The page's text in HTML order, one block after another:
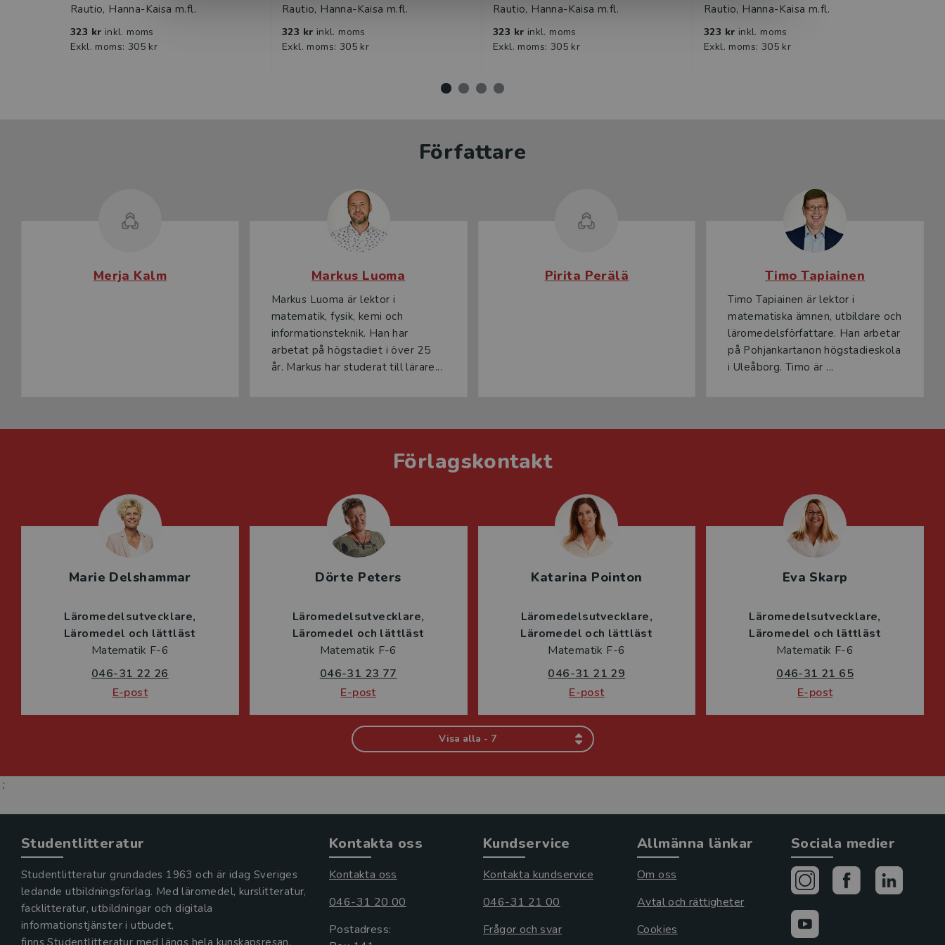
du även facit till ‘Kommer du ihåg?’ samt förklaringar och tips till Snilleblixtarna i slutet av elevboken.
Rautio, Hanna-Kaisa m.fl.
323 kr inkl. moms
Exkl. moms: 305 kr
Rautio, Hanna-Kaisa m.fl.
323 kr inkl. moms
Exkl. moms: 305 kr
Rautio, Hanna-Kaisa m.fl.
323 kr inkl. moms
Exkl. moms: 305 kr
Rautio, Hanna-Kaisa m.fl.
323 kr inkl. moms
Exkl. moms: 305 kr
Författare
Merja Kalm Markus Luoma
Markus Luoma är lektor i
matematik, fysik, kemi och
informationsteknik. Han har
arbetat på högstadiet i över 25
år. Markus har studerat till lärare...
Pirita Perälä Timo Tapiainen
Timo Tapiainen är lektor i
matematiska ämnen, utbildare och
läromedelsförfattare. Han arbetar
på Pohjankartanon högstadieskola
i Uleåborg. Timo är ...
Förlagskontakt
Marie Delshammar
Läromedelsutvecklare
Läromedel och lättläst
Matematik F-6
046-31 22 26
E-post
Dörte Peters
Läromedelsutvecklare
Läromedel och lättläst
Matematik F-6
046-31 23 77
E-post
Katarina Pointon
Läromedelsutvecklare
Läromedel och lättläst
Matematik F-6
046-31 21 29
E-post
Eva Skarp
Läromedelsutvecklare
Läromedel och lättläst
Matematik F-6
046-31 21 65
E-post
Visa alla - 7
;
Studentlitteratur
Studentlitteratur grundades 1963 och är idag Sveriges
ledande utbildningsförlag. Med läromedel, kurslitteratur,
facklitteratur, utbildningar och digitala
informationstjänster i utbudet,
Kontakta oss
Kontakta oss
046-31 20 00
Postadress:
Kundservice
Kontakta kundservice
046-31 21 00
Frågor och svar
Allmänna länkar
Om oss
Avtal och rättigheter
Cookies
Sociala medier